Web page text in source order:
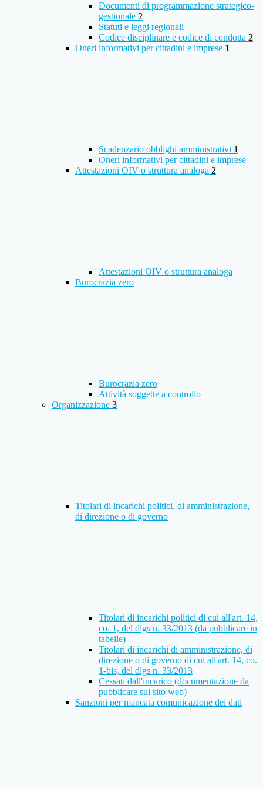
Documenti di programmazione strategico-
gestionale 2
Statuti e leggi regionali
Codice disciplinare e codice di condotta 2
Oneri informativi per cittadini e imprese 1
Scadenzario obblighi amministrativi 1
Oneri informativi per cittadini e imprese
Attestazioni OIV o struttura analoga 2
Attestazioni OIV o struttura analoga
Burocrazia zero
Burocrazia zero
Attività soggette a controllo
Organizzazione 3
Titolari di incarichi politici, di amministrazione,
di direzione o di governo
Titolari di incarichi politici di cui all'art. 14,
co. 1, del dlgs n. 33/2013 (da pubblicare in
tabelle)
Titolari di incarichi di amministrazione, di
direzione o di governo di cui all'art. 14, co.
1-bis, del dlgs n. 33/2013
Cessati dall'incarico (documentazione da
pubblicare sul sito web)
Sanzioni per mancata comunicazione dei dati